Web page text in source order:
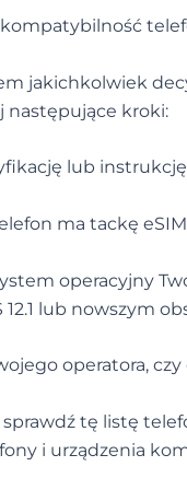
jakichkolwiek
następujące kroki:
lub
ma tackę
operacyjny
lub nowszym
operatora,
tę listę
i urządzenia